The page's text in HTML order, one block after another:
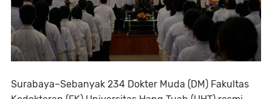
Surabaya–Sebanyak 234 Dokter Muda (DM) Fakultas